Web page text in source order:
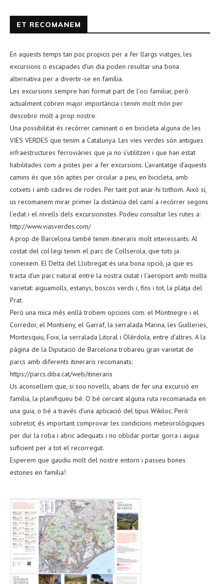
ET RECOMANEM
En aquests temps tan poc propicis per a fer llargs viatges, les
excursions o escapades d’un dia poden resultar una bona
alternativa per a divertir-se en família.
Les excursions sempre han format part de l’oci familiar, però
actualment cobren major importància i tenim molt món per
descobrir molt a prop nostre.
Una possibilitat és recórrer caminant o en bicicleta alguna de les
VIES VERDES que tenim a Catalunya. Les vies verdes són antigues
infraestructures ferroviàries que ja no s’utilitzen i que han estat
habilitades com a pistes per a fer excursions. L’avantatge d’aquests
camins és que són aptes per circular a peu, en bicicleta, amb
cotxets i amb cadires de rodes. Per tant pot anar-hi tothom. Això sí,
us recomanem mirar primer la distància del camí a recórrer segons
l’edat i el nivells dels excursionistes. Podeu consultar les rutes a:
http://www.viasverdes.com/
A prop de Barcelona també tenim itineraris molt interessants. Al
costat del col·legi tenim el parc de Collserola, que tots ja
coneixem. El Delta del Llobregat és una bona opció, ja que es
tracta d’un parc natural entre la nostra ciutat i l’aeroport amb molta
varietat: aiguamolls, estanys, boscos verds i, fins i tot, la platja del
Prat.
Però una mica més enllà trobem opcions com: el Montnegre i el
Corredor, el Montseny, el Garraf, la serralada Marina, les Guilleries,
Montesquiu, Foix, la serralada Litoral i Olèrdola, entre d’altres. A la
pàgina de la Diputació de Barcelona trobareu gran varietat de
parcs amb diferents itineraris recomanats:
https://parcs.diba.cat/web/itineraris
Us aconsellem que, si sou novells, abans de fer una excursió en
família, la planifiqueu bé. O bé cercant alguna ruta recomanada en
una guia, o bé a través d’una aplicació del tipus Wikiloc. Però
sobretot, és important comprovar les condicions meteorològiques
per dur la roba i abric adequats i no oblidar portar gorra i aigua
suficient per a tot el recorregut.
Esperem que gaudiu molt del nostre entorn i passeu bones
estones en família!